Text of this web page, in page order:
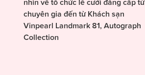
nhìn về tổ chức lễ cưới đẳng cấp từ
chuyên gia đến từ Khách sạn
Vinpearl Landmark 81, Autograph
Collection